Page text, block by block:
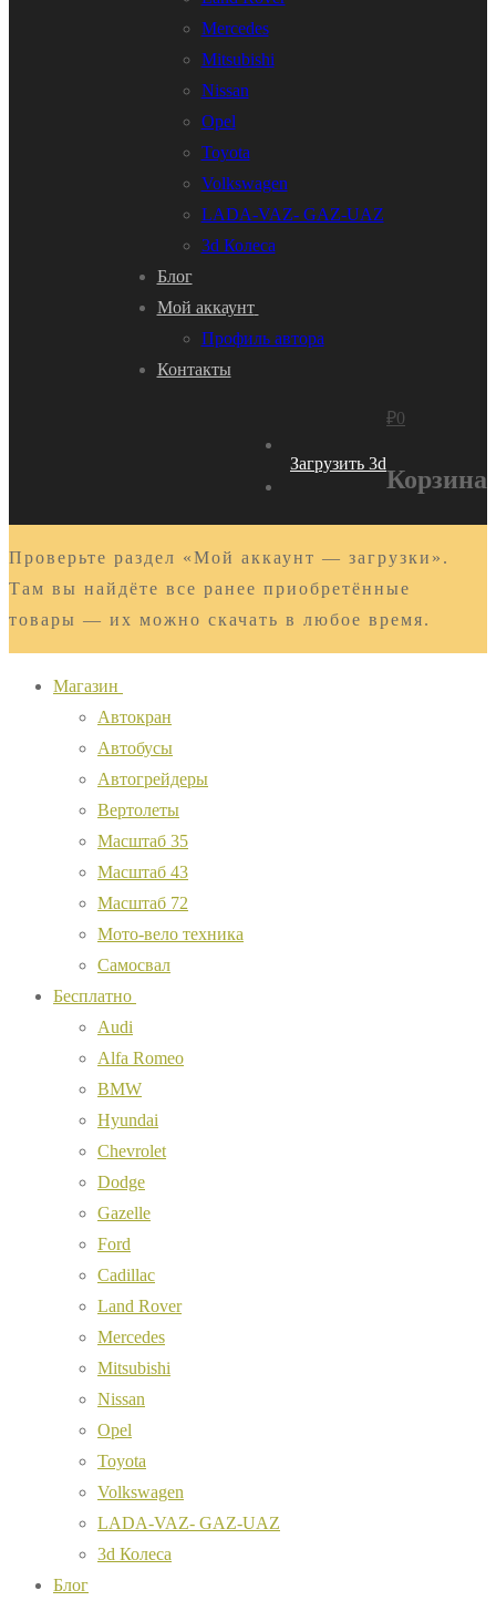
Mercedes
Mitsubishi
Nissan
Opel
Toyota
Volkswagen
LADA-VAZ- GAZ-UAZ
3d Колеса
Блог
Мой аккаунт
Профиль автора
Контакты
Загрузить 3d
₽0
Корзина
Проверьте раздел «Мой аккаунт — загрузки».
Там вы найдёте все ранее приобретённые
товары — их можно скачать в любое время.
Магазин
Автокран
Автобусы
Автогрейдеры
Вертолеты
Масштаб 35
Масштаб 43
Масштаб 72
Мото-вело техника
Самосвал
Бесплатно
Audi
Alfa Romeo
BMW
Hyundai
Chevrolet
Dodge
Gazelle
Ford
Cadillac
Land Rover
Mercedes
Mitsubishi
Nissan
Opel
Toyota
Volkswagen
LADA-VAZ- GAZ-UAZ
3d Колеса
Блог